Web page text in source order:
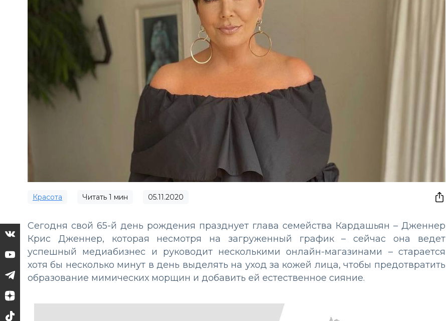
Красота Читать 1 мин 05.11.2020
Сегодня свой 65-й день рождения празднует глава семейства Кардашьян – Дженнер
Крис Дженнер, которая несмотря на загруженный график – сейчас она ведет
успешный медиабизнес и руководит несколькими онлайн-магазинами – старается
хотя бы несколько минут в день выделять на уход за кожей лица, чтобы предотвратить
образование мимических морщин и добавить ей естественное сияние.